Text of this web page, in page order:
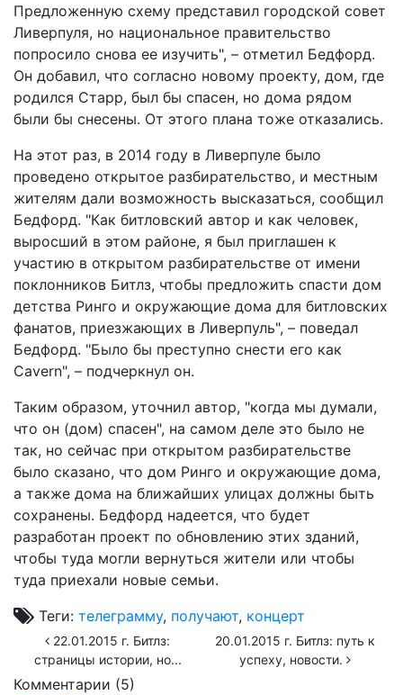
Предложенную схему представил городской совет
Ливерпуля, но национальное правительство
попросило снова ее изучить", – отметил Бедфорд.
Он добавил, что согласно новому проекту, дом, где
родился Старр, был бы спасен, но дома рядом
были бы снесены. От этого плана тоже отказались.
На этот раз, в 2014 году в Ливерпуле было
проведено открытое разбирательство, и местным
жителям дали возможность высказаться, сообщил
Бедфорд. "Как битловский автор и как человек,
выросший в этом районе, я был приглашен к
участию в открытом разбирательстве от имени
поклонников Битлз, чтобы предложить спасти дом
детства Ринго и окружающие дома для битловских
фанатов, приезжающих в Ливерпуль", – поведал
Бедфорд. "Было бы преступно снести его как
Cavern", – подчеркнул он.
Таким образом, уточнил автор, "когда мы думали,
что он (дом) спасен", на самом деле это было не
так, но сейчас при открытом разбирательстве
было сказано, что дом Ринго и окружающие дома,
а также дома на ближайших улицах должны быть
сохранены. Бедфорд надеется, что будет
разработан проект по обновлению этих зданий,
чтобы туда могли вернуться жители или чтобы
туда приехали новые семьи.
Теги: телеграмму, получают, концерт
22.01.2015 г. Битлз:
страницы истории, но...
20.01.2015 г. Битлз: путь к
успеху, новости.
Комментарии (5)